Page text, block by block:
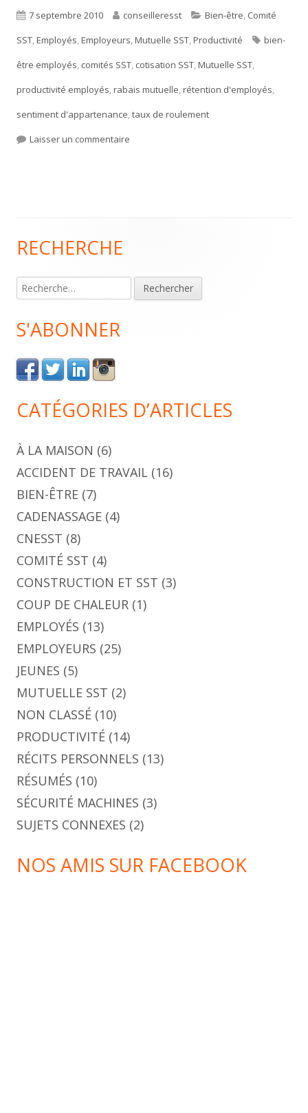
Publié
le
7 septembre 2010 Auteur
conseilleresst Catégories
Bien-être, Comité
SST,Employés,Employeurs,Mutuelle SST,Productivité Étiquettes
bien-
être employés, comités SST, cotisation SST,Mutuelle SST,
productivité employés,rabais mutuelle,rétention d'employés,
sentiment d'appartenance,taux de roulement
Laisser un commentaire
Colonne
principale
RECHERCHE
Rechercher :
S'ABONNER
CATÉGORIES D’ARTICLES
À LA MAISON (6)
ACCIDENT DE TRAVAIL (16)
BIEN-ÊTRE (7)
CADENASSAGE (4)
CNESST (8)
COMITÉ SST (4)
CONSTRUCTION ET SST (3)
COUP DE CHALEUR (1)
EMPLOYÉS (13)
EMPLOYEURS (25)
JEUNES (5)
MUTUELLE SST (2)
NON CLASSÉ (10)
PRODUCTIVITÉ (14)
RÉCITS PERSONNELS (13)
RÉSUMÉS (10)
SÉCURITÉ MACHINES (3)
SUJETS CONNEXES (2)
NOS AMIS SUR FACEBOOK